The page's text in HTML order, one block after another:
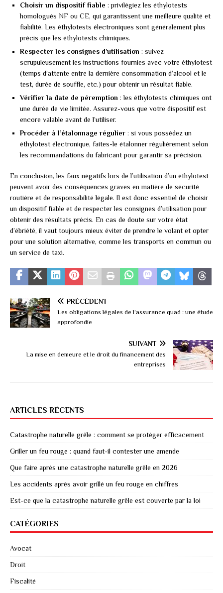
Choisir un dispositif fiable : privilégiez les éthylotests
homologués NF ou CE, qui garantissent une meilleure qualité et
fiabilité. Les éthylotests électroniques sont généralement plus
précis que les éthylotests chimiques.
Respecter les consignes d’utilisation : suivez
scrupuleusement les instructions fournies avec votre éthylotest
(temps d’attente entre la dernière consommation d’alcool et le
test, durée de souffle, etc.) pour obtenir un résultat fiable.
Vérifier la date de péremption : les éthylotests chimiques ont
une durée de vie limitée. Assurez-vous que votre dispositif est
encore valable avant de l’utiliser.
Procéder à l’étalonnage régulier : si vous possédez un
éthylotest électronique, faites-le étalonner régulièrement selon
les recommandations du fabricant pour garantir sa précision.
En conclusion, les faux négatifs lors de l’utilisation d’un éthylotest
peuvent avoir des conséquences graves en matière de sécurité
routière et de responsabilité légale. Il est donc essentiel de choisir
un dispositif fiable et de respecter les consignes d’utilisation pour
obtenir des résultats précis. En cas de doute sur votre état
d’ébriété, il vaut toujours mieux éviter de prendre le volant et opter
pour une solution alternative, comme les transports en commun ou
un service de taxi.
PRÉCÉDENT
Les obligations légales de l’assurance quad : une étude
approfondie
SUIVANT
La mise en demeure et le droit du financement des
entreprises
ARTICLES RÉCENTS
Catastrophe naturelle grêle : comment se protéger efficacement
Griller un feu rouge : quand faut-il contester une amende
Que faire après une catastrophe naturelle grêle en 2026
Les accidents après avoir grillé un feu rouge en chiffres
Est-ce que la catastrophe naturelle grêle est couverte par la loi
CATÉGORIES
Avocat
Droit
Fiscalité